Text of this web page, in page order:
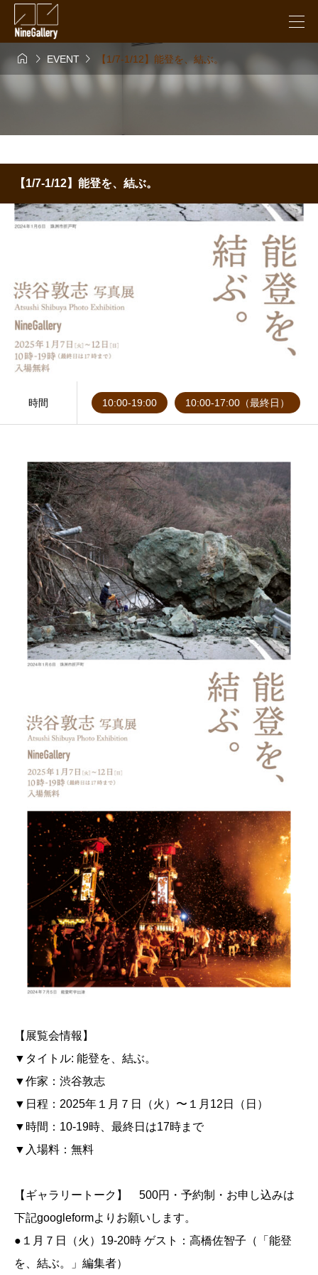
 EVENT  【1/7-1/12】能登を、結ぶ。
【1/7-1/12】能登を、結ぶ。
時間 10:00-19:00 10:00-17:00（最終日）
【展覧会情報】
▼タイトル: 能登を、結ぶ。
▼作家：渋谷敦志
▼日程：2025年１月７日（火）〜１月12日（日）
▼時間：10-19時、最終日は17時まで
▼入場料：無料
【ギャラリートーク】 500円・予約制・お申し込みは
下記googleformよりお願いします。
●１月７日（火）19-20時 ゲスト：高橋佐智子（「能登
を、結ぶ。」編集者）